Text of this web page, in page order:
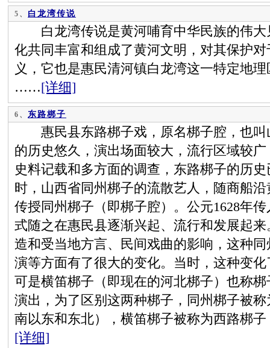
5、 白龙湾传说
白龙湾传说是黄河哺育中华民族的伟大
化共同丰富和组成了黄河文明，对其保护
义，它也是惠民清河镇白龙湾这一特定地
……[详细]
6、 东路梆子
惠民县东路梆子戏，原名梆子腔，也叫
的历史悠久，演出场面较大，流行区域较
史料记载和多方面的调查，东路梆子的历
时，山西省同州梆子的流散艺人，随商船
传授同州梆子（即梆子腔）。公元1628年
式随之在惠民县逐渐兴起、流行和发展起
造和受当地方言、民间戏曲的影响，这种
演等方面有了很大的变化。当时，这种变
可是横笛梆子（即现在的河北梆子）也称
演出，为了区别这两种梆子，同州梆子被
南以东和东北），横笛梆子被称为西路梆
[详细]